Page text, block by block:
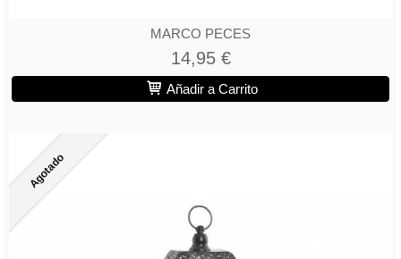
MARCO PECES
14,95 €
Añadir a Carrito
Agotado